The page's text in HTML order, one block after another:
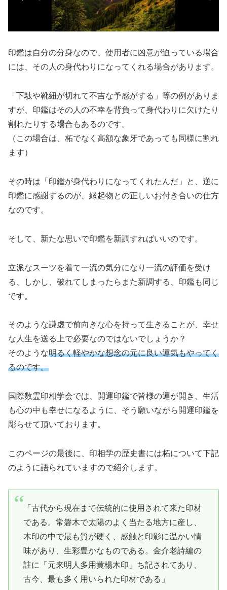
印鑑は自分の分身なので、使用者に凶意が迫っている場合
には、その人の身代わりになってくれる場合があります。
「下駄や靴紐が切れて不吉な予感がする」等の例がありま
すが、印鑑はその人の不幸を背負って身代わりに欠けたり
割れたりする場合もあるのです。
（この場合は、柘でなく高額な象牙であっても同様に割れ
ます）
その時は「印鑑が身代わりになってくれたんだ」と、逆に
印鑑に感謝するのが、縁起物との正しいお付き合いの仕方
なのです。
そして、新たな思いで印鑑を新調すればいいのです。
立派なスーツを着て一流の気分になり一流の評価を受け
る、しかし、破れてしまったらまた新調する、印鑑も同じ
です。
そのような謙虚で前向きな心を持って生きることが、幸せ
な人生を送る上で必要なのではないでしょうか？
そのような明るく軽やかな想念の元に良い運気もやってく
るのです。
国際数霊印相学会では、開運印鑑で皆様の運が開き、生活
も心の中も幸せになるように、そう願いながら開運印鑑を
彫らせて頂いております。
このページの最後に、印相学の歴史書には柘について下記
のように語られていますので紹介します。
「古代から現在まで伝統的に使用されて来た印材
である。常磐木で太陽のよく当たる地方に産し、
木印の中で最も質が硬く、感触と印影に温かい情
味があり、生彩豊かなものである。金介老詩編の
註に「元来明人多用黄楊木印」ち記されてあり、
古今、最も多く用いられた印材である」